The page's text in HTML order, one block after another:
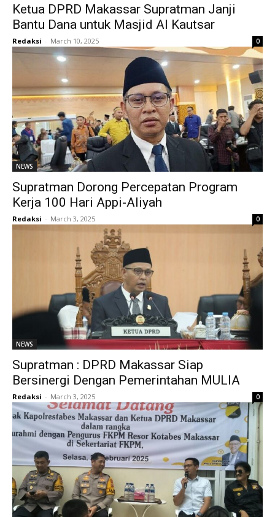
Ketua DPRD Makassar Supratman Janji
Bantu Dana untuk Masjid Al Kautsar
Redaksi - March 10, 2025 0
NEWS
Supratman Dorong Percepatan Program
Kerja 100 Hari Appi-Aliyah
Redaksi - March 3, 2025 0
NEWS
Supratman : DPRD Makassar Siap
Bersinergi Dengan Pemerintahan MULIA
Redaksi - March 3, 2025 0